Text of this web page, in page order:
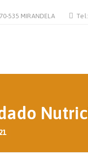
535 MIRANDELA